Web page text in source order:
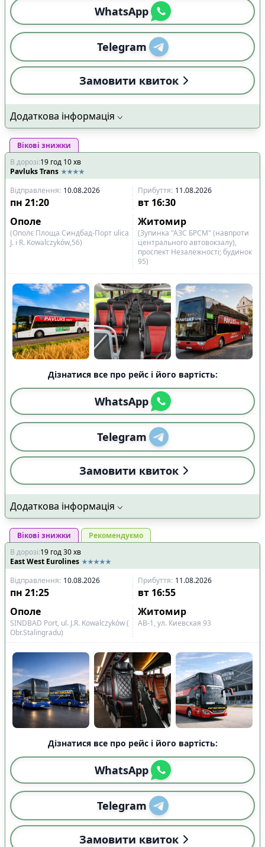
WhatsApp
Telegram
Замовити квиток
Додаткова інформація
Вікові знижки
В дорозі:19 год 10хв
Pavluks Trans
Відправлення: 10.08.2026 Прибуття: 11.08.2026
пн 21:20 вт 16:30
Ополе
Житомир
(Ополє Площа Синдбад-Порт ulіca
J. і R. Kowalczyków,56)
(Зупинка "АЗС БРСМ" (навпроти
центрального автовокзалу),
проспект Незалежності; будинок
95)
Дізнатися все про рейс і його вартість:
WhatsApp
Telegram
Замовити квиток
Додаткова інформація
Вікові знижки
Рекомендуємо
В дорозі:19 год30хв
East West Eurolines
Відправлення: 10.08.2026 Прибуття: 11.08.2026
пн 21:25 вт 16:55
Ополе
Житомир
SINDBAD Port, ul. J.R. Kowalczyków (
Obr.Stalingradu)
АВ-1, ул. Киевская 93
Дізнатися все про рейс і його вартість:
WhatsApp
Telegram
Замовити квиток